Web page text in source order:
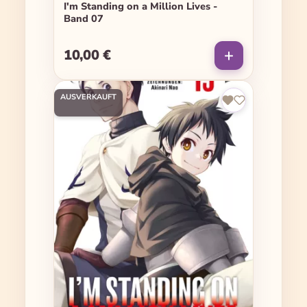
I'm Standing on a Million Lives -
Band 07
Regulärer Preis:
10,00 €
AUSVERKAUFT